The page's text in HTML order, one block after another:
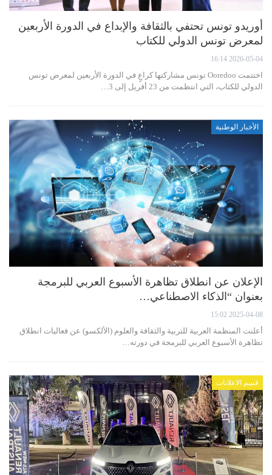
أوريدو تونس تحتفي بالثقافة والإبداع في الدورة الأربعين
لمعرض تونس الدولي للكتاب
2026-05-04 16:14
اختتمت Ooredoo تونس مشاركتها كراعٍ في الدورة الأربعين لمعرض تونس
الدولي للكتاب، التي انتظمت من 23 أفريل إلى 3…
الأخبار الوطنية
الإعلان عن انطلاق تظاهرة الأسبوع العربي للبرمجة
بعنوان “الذكاء الاصطناعي…
2025-04-08 15:02
أعلنت المنظمة العربية للتربية والثقافة والعلوم (الألكسو) عن فعاليات انطلاق
تظاهرة الأسبوع العربي للبرمجة في دورته…
قسم الاعلانات